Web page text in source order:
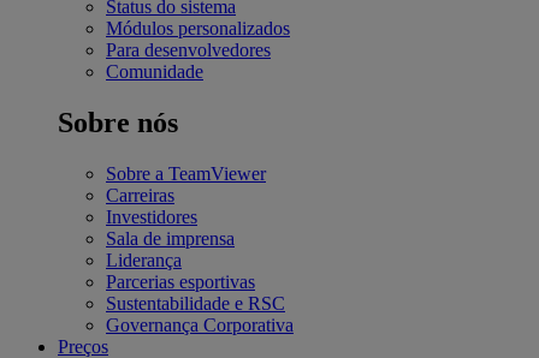
Status do sistema
Módulos personalizados
Para desenvolvedores
Comunidade
Sobre nós
Sobre a TeamViewer
Carreiras
Investidores
Sala de imprensa
Liderança
Parcerias esportivas
Sustentabilidade e RSC
Governança Corporativa
Preços